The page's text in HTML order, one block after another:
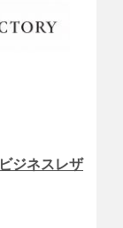
ジネスレザ